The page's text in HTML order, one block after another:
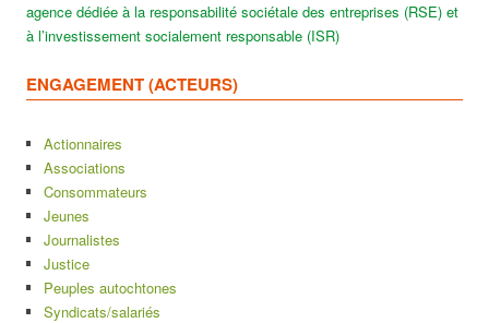
agence dédiée à la responsabilité sociétale des entreprises (RSE) et
à l’investissement socialement responsable (ISR)
ENGAGEMENT (ACTEURS)
Actionnaires
Associations
Consommateurs
Jeunes
Journalistes
Justice
Peuples autochtones
Syndicats/salariés